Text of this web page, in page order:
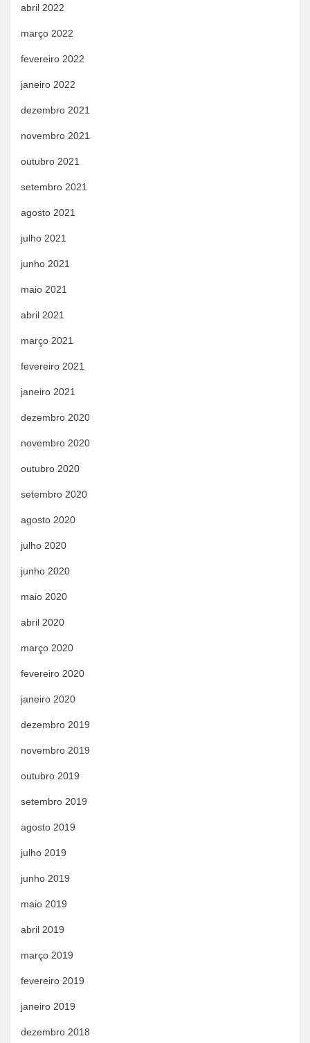
abril 2022
março 2022
fevereiro 2022
janeiro 2022
dezembro 2021
novembro 2021
outubro 2021
setembro 2021
agosto 2021
julho 2021
junho 2021
maio 2021
abril 2021
março 2021
fevereiro 2021
janeiro 2021
dezembro 2020
novembro 2020
outubro 2020
setembro 2020
agosto 2020
julho 2020
junho 2020
maio 2020
abril 2020
março 2020
fevereiro 2020
janeiro 2020
dezembro 2019
novembro 2019
outubro 2019
setembro 2019
agosto 2019
julho 2019
junho 2019
maio 2019
abril 2019
março 2019
fevereiro 2019
janeiro 2019
dezembro 2018